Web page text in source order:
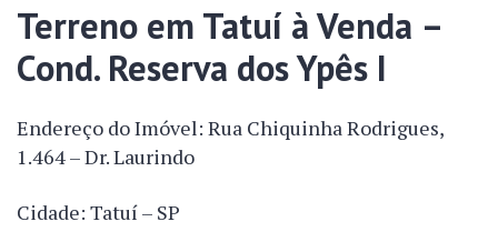
Terreno em Tatuí à Venda –
Cond. Reserva dos Ypês I
Endereço do Imóvel: Rua Chiquinha Rodrigues,
1.464 – Dr. Laurindo
Cidade: Tatuí – SP